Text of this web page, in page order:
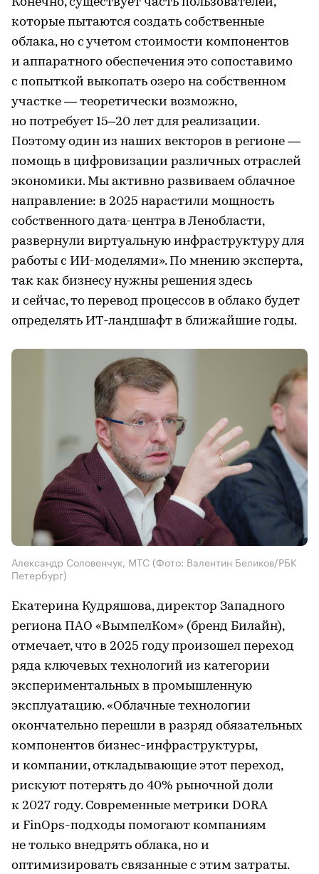
которые пытаются создать собственные
облака, но с учетом стоимости компонентов
и аппаратного обеспечения это сопоставимо
с попыткой выкопать озеро на собственном
участке — теоретически возможно,
но потребует 15–20 лет для реализации.
Поэтому один из наших векторов в регионе —
помощь в цифровизации различных отраслей
экономики. Мы активно развиваем облачное
направление: в 2025 нарастили мощность
собственного дата-центра в Ленобласти,
развернули виртуальную инфраструктуру для
работы с ИИ-моделями». По мнению эксперта,
так как бизнесу нужны решения здесь
и сейчас, то перевод процессов в облако будет
определять ИТ-ландшафт в ближайшие годы.
Александр Соловенчук, МТС (Фото: Валентин Беликов/РБК
Петербург)
Екатерина Кудряшова, директор Западного
региона ПАО «ВымпелКом» (бренд Билайн),
отмечает, что в 2025 году произошел переход
ряда ключевых технологий из категории
экспериментальных в промышленную
эксплуатацию. «Облачные технологии
окончательно перешли в разряд обязательных
компонентов бизнес-инфраструктуры,
и компании, откладывающие этот переход,
рискуют потерять до 40% рыночной доли
к 2027 году. Современные метрики DORA
и FinOps-подходы помогают компаниям
не только внедрять облака, но и
оптимизировать связанные с этим затраты.